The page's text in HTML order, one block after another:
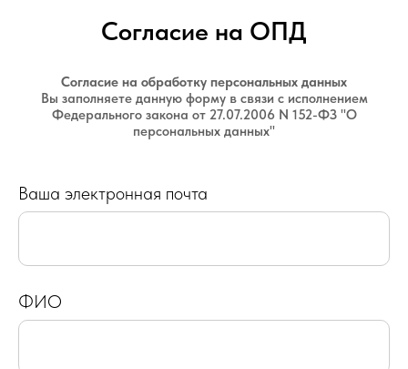
Согласие на ОПД
Согласие на обработку персональных данных
Вы заполняете данную форму в связи с исполнением
Федерального закона от 27.07.2006 N 152-ФЗ "О
персональных данных"
Ваша электронная почта
ФИО